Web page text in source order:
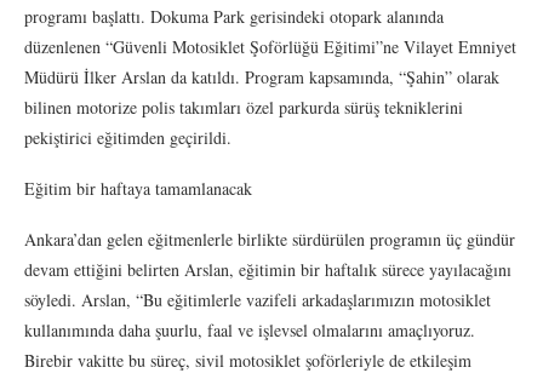
programı başlattı. Dokuma Park gerisindeki otopark alanında
düzenlenen “Güvenli Motosiklet Şoförlüğü Eğitimi”ne Vilayet Emniyet
Müdürü İlker Arslan da katıldı. Program kapsamında, “Şahin” olarak
bilinen motorize polis takımları özel parkurda sürüş tekniklerini
pekiştirici eğitimden geçirildi.
Eğitim bir haftaya tamamlanacak
Ankara’dan gelen eğitmenlerle birlikte sürdürülen programın üç gündür
devam ettiğini belirten Arslan, eğitimin bir haftalık sürece yayılacağını
söyledi. Arslan, “Bu eğitimlerle vazifeli arkadaşlarımızın motosiklet
kullanımında daha şuurlu, faal ve işlevsel olmalarını amaçlıyoruz.
Birebir vakitte bu süreç, sivil motosiklet şoförleriyle de etkileşim